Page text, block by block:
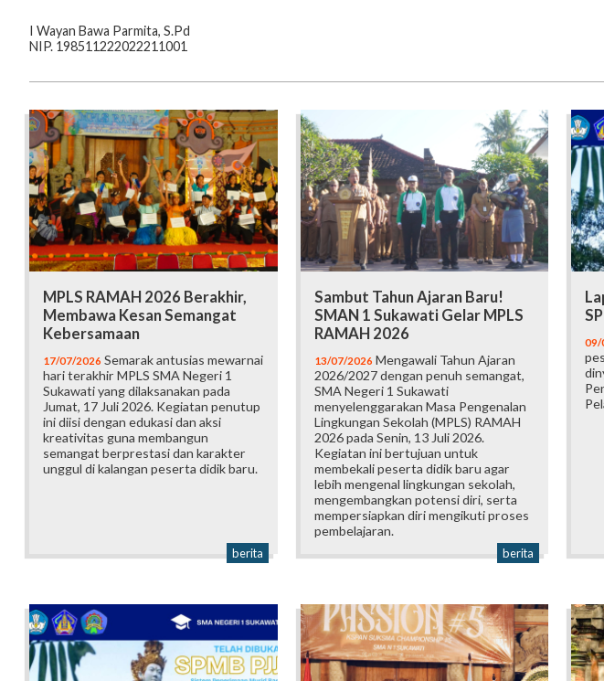
I Wayan Bawa Parmita, S.Pd
NIP. 198511222022211001
MPLS RAMAH 2026 Berakhir,
Membawa Kesan Semangat
Kebersamaan
17/07/2026 Semarak antusias mewarnai
hari terakhir MPLS SMA Negeri 1
Sukawati yang dilaksanakan pada
Jumat, 17 Juli 2026. Kegiatan penutup
ini diisi dengan edukasi dan aksi
kreativitas guna membangun
semangat berprestasi dan karakter
unggul di kalangan peserta didik baru.
berita
Sambut Tahun Ajaran Baru!
SMAN 1 Sukawati Gelar MPLS
RAMAH 2026
13/07/2026 Mengawali Tahun Ajaran
2026/2027 dengan penuh semangat,
SMA Negeri 1 Sukawati
menyelenggarakan Masa Pengenalan
Lingkungan Sekolah (MPLS) RAMAH
2026 pada Senin, 13 Juli 2026.
Kegiatan ini bertujuan untuk
membekali peserta didik baru agar
lebih mengenal lingkungan sekolah,
mengembangkan potensi diri, serta
mempersiapkan diri mengikuti proses
pembelajaran.
berita
09/